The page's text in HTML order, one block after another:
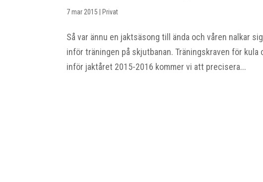
7 mar 2015 Privat
Så var ännu en jaktsäsong till ända och våren nalkar
inför träningen på skjutbanan. Träningskraven för kula
inför jaktåret 2015-2016 kommer vi att precisera...